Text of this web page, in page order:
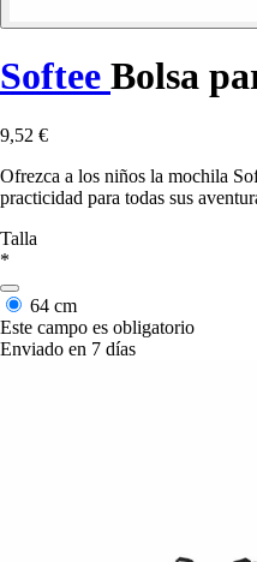
Softee Bolsa
9,52 €
Ofrezca a los niños la mochila
practicidad para todas sus
Talla
*
64 cm
Este campo es obligatorio
Enviado en 7 días